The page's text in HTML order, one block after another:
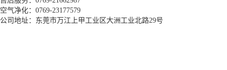
空气净化：0769-23177579
公司地址：东莞市万江上甲工业区大洲工业北路29号